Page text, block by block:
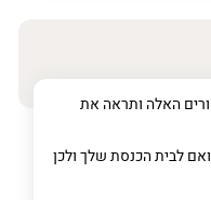
האלה ותראה את
לבית הכנסת שלך ולכן